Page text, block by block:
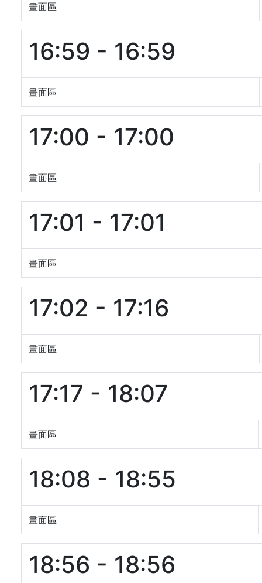
畫面區
16:59 - 16:59
畫面區
17:00 - 17:00
畫面區
17:01 - 17:01
畫面區
17:02 - 17:16
畫面區
17:17 - 18:07
畫面區
18:08 - 18:55
畫面區
18:56 - 18:56